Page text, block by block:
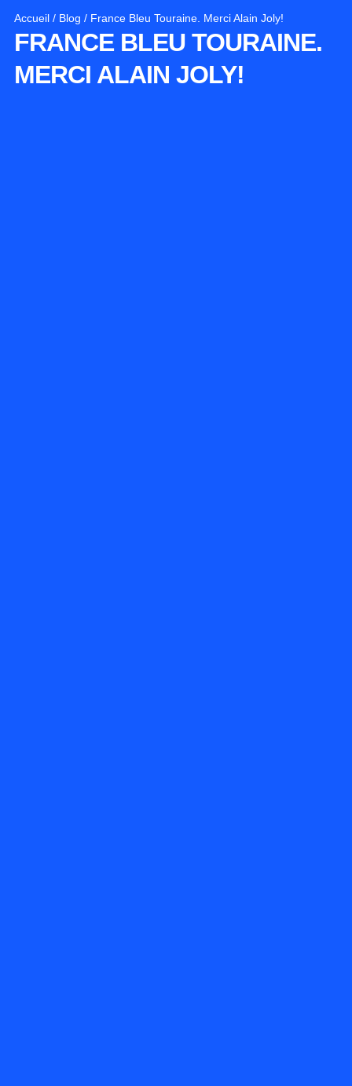
Accueil/ Blog / France Bleu Touraine. Merci Alain Joly!
FRANCE BLEU TOURAINE.
MERCI ALAIN JOLY!